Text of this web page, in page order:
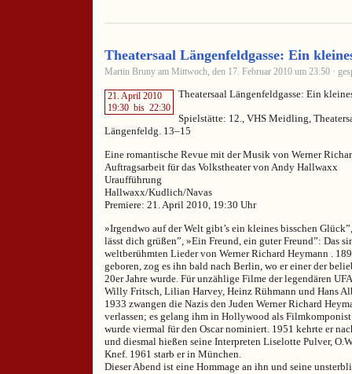
Theatersaal Längenfeldgasse: Ein
Martin Bruny am Mittwoch, den 17. Februar 2010 um 23:50 ·
21. April 2010
19:30 bis 22:30
Theatersaal Längenfeldgasse: Ein
Spielstätte: 12., VHS Meidling,
Längenfeldg. 13–15
Eine romantische Revue mit der Musik von Werner
Auftragsarbeit für das Volkstheater von Andy Hallwaxx
Uraufführung
Hallwaxx/Kudlich/Navas
Premiere: 21. April 2010, 19:30 Uhr
»Irgendwo auf der Welt gibt’s ein kleines bisschen
lässt dich grüßen”, »Ein Freund, ein guter Freund”: Das
weltberühmten Lieder von Werner Richard Heymann .
geboren, zog es ihn bald nach Berlin, wo er einer der
20er Jahre wurde. Für unzählige Filme der legendären
Willy Fritsch, Lilian Harvey, Heinz Rühmann und Hans
1933 zwangen die Nazis den Juden Werner Richard
verlassen; es gelang ihm in Hollywood als Filmkomponist
wurde viermal für den Oscar nominiert. 1951 kehrte er
und diesmal hießen seine Interpreten Liselotte Pulver,
Knef. 1961 starb er in München.
Dieser Abend ist eine Hommage an ihn und seine